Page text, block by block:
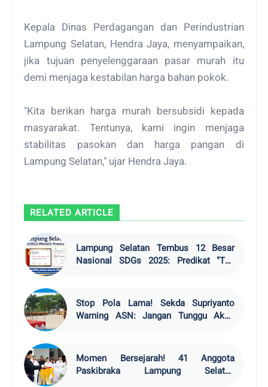
Kepala Dinas Perdagangan dan Perindustrian
Lampung Selatan, Hendra Jaya, menyampaikan,
jika tujuan penyelenggaraan pasar murah itu
demi menjaga kestabilan harga bahan pokok.
"Kita berikan harga murah bersubsidi kepada
masyarakat. Tentunya, kami ingin menjaga
stabilitas pasokan dan harga pangan di
Lampung Selatan," ujar Hendra Jaya.
RELATED ARTICLE
Lampung Selatan Tembus 12 Besar
Nasional SDGs 2025: Predikat "The
Stop Pola Lama! Sekda Supriyanto
Warning ASN: Jangan Tunggu Akhir
Momen Bersejarah! 41 Anggota
Paskibraka Lampung Selatan